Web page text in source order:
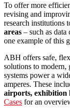
To offer more
revising and
research institutions
areas – such as
one example of this
ABH offers safe,
solutions to modern,
systems power a
amperes. These
airports, exhibition
Cases for an